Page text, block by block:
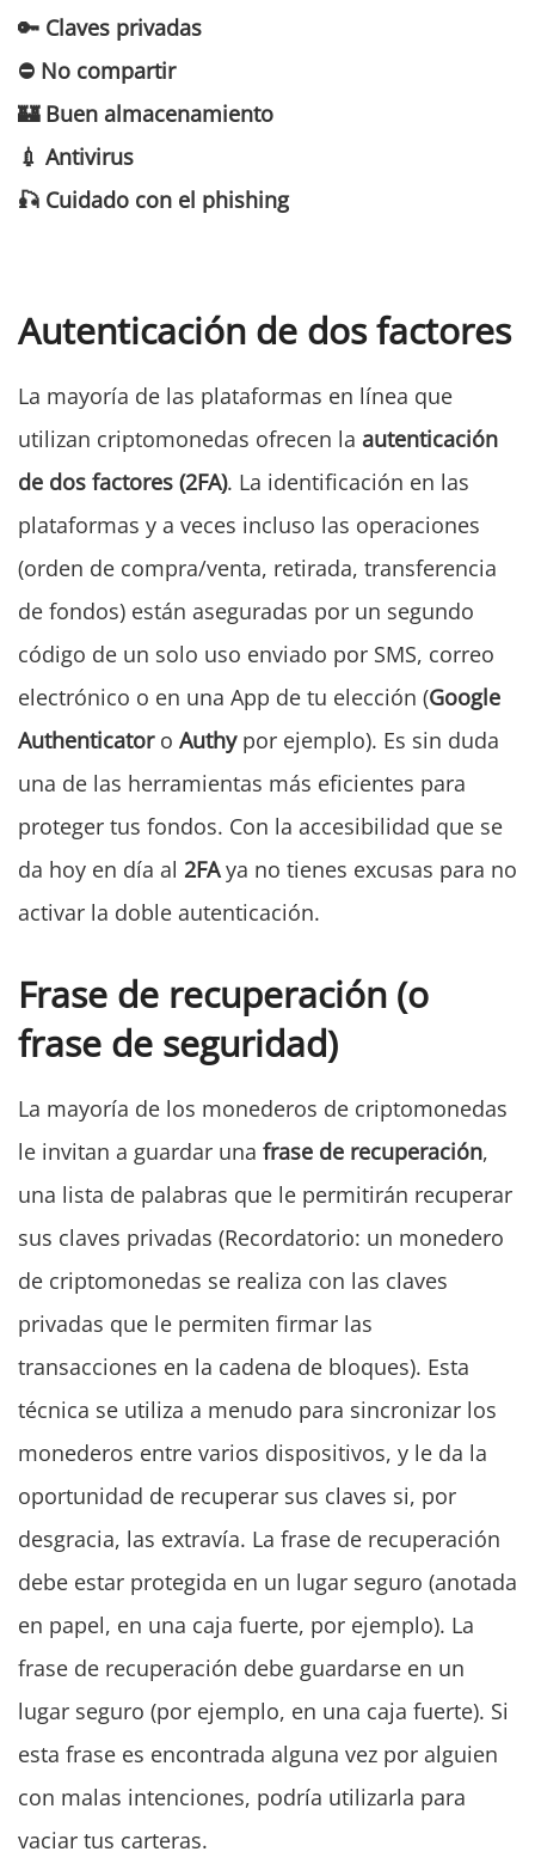
🔑 Claves privadas
⛔️ No compartir
🏰 Buen almacenamiento
💉 Antivirus
🎣 Cuidado con el phishing
Autenticación de dos factores
La mayoría de las plataformas en línea que
utilizan criptomonedas ofrecen la autenticación
de dos factores (2FA). La identificación en las
plataformas y a veces incluso las operaciones
(orden de compra/venta, retirada, transferencia
de fondos) están aseguradas por un segundo
código de un solo uso enviado por SMS, correo
electrónico o en una App de tu elección (Google
Authenticatoro Authy por ejemplo). Es sin duda
una de las herramientas más eficientes para
proteger tus fondos. Con la accesibilidad que se
da hoy en día al 2FAya no tienes excusas para no
activar la doble autenticación.
Frase de recuperación (o
frase de seguridad)
La mayoría de los monederos de criptomonedas
le invitan a guardar una frase de recuperación,
una lista de palabras que le permitirán recuperar
sus claves privadas (Recordatorio: un monedero
de criptomonedas se realiza con las claves
privadas que le permiten firmar las
transacciones en la cadena de bloques). Esta
técnica se utiliza a menudo para sincronizar los
monederos entre varios dispositivos, y le da la
oportunidad de recuperar sus claves si, por
desgracia, las extravía. La frase de recuperación
debe estar protegida en un lugar seguro (anotada
en papel, en una caja fuerte, por ejemplo). La
frase de recuperación debe guardarse en un
lugar seguro (por ejemplo, en una caja fuerte). Si
esta frase es encontrada alguna vez por alguien
con malas intenciones, podría utilizarla para
vaciar tus carteras.